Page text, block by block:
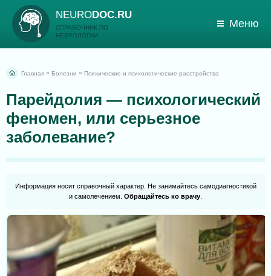
NEURODOC.RU
СПРАВОЧНИК ПО
НЕВРОЛОГИИ
Меню
Главная » Болезни » Психические и психологические расстройства
Парейдолия — психологический
феномен, или серьезное
заболевание?
Информация носит справочный характер. Не занимайтесь самодиагностикой
и самолечением. Обращайтесь ко врачу